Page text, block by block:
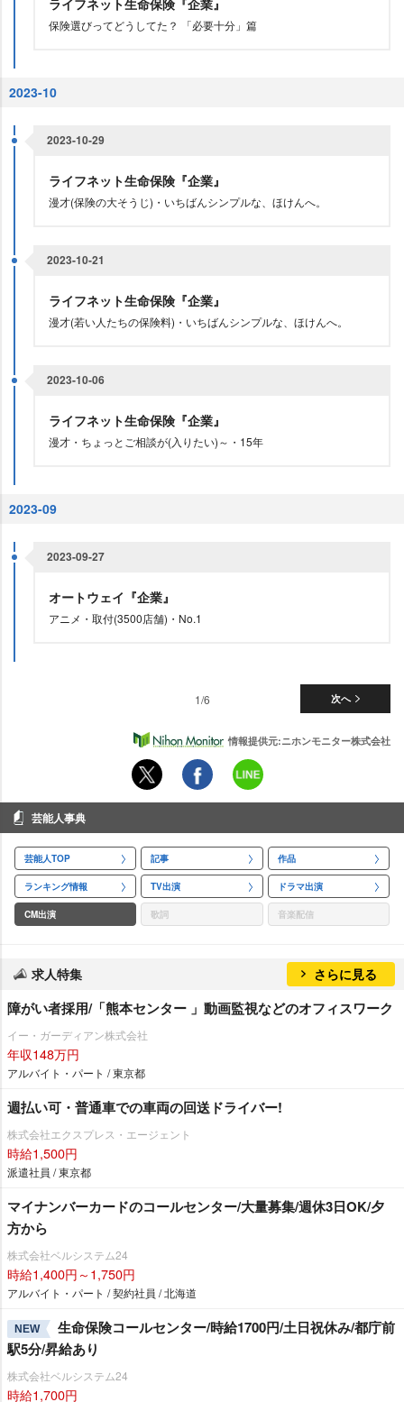
ライフネット生命保険『企業』
保険選びってどうしてた？ 「必要十分」篇
2023-10
2023-10-29
ライフネット生命保険『企業』
漫才(保険の大そうじ)・いちばんシンプルな、ほけんへ。
2023-10-21
ライフネット生命保険『企業』
漫才(若い人たちの保険料)・いちばんシンプルな、ほけんへ。
2023-10-06
ライフネット生命保険『企業』
漫才・ちょっとご相談が(入りたい)～・15年
2023-09
2023-09-27
オートウェイ『企業』
アニメ・取付(3500店舗)・No.1
次へ
1/6
情報提供元:ニホンモニター株式会社
芸能人事典
芸能人TOP 記事 作品
ランキング情報 TV出演 ドラマ出演
CM出演 歌詞 音楽配信
求人特集 さらに見る
障がい者採用/「熊本センター 」動画監視などのオフィスワーク
イー・ガーディアン株式会社
年収148万円
アルバイト・パート / 東京都
週払い可・普通車での車両の回送ドライバー!
株式会社エクスプレス・エージェント
時給1,500円
派遣社員 / 東京都
マイナンバーカードのコールセンター/大量募集/週休3日OK/夕
方から
株式会社ベルシステム24
時給1,400円～1,750円
アルバイト・パート / 契約社員 / 北海道
NEW
生命保険コールセンター/時給1700円/土日祝休み/都庁前
駅5分/昇給あり
株式会社ベルシステム24
時給1,700円